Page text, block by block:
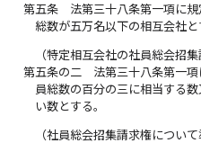
第五条
法第三十八条第一項に
総数が五万名以下の相互会社と
（特定相互会社の社員総会招
第五条の二
法第三十八条第一
員総数の百分の三に相当する
い数とする。
（社員総会招集請求権につい